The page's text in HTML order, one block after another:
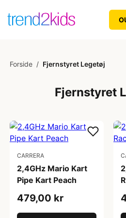
Forside / Fjernstyret Legetøj
Fjernstyret
CARRERA
2,4GHz Mario Kart
Pipe Kart Peach
479,00 kr